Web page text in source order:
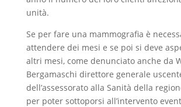
unità.
Se per fare una mammografia è
attendere dei mesi e se poi si deve
altri mesi, come denunciato anche da
Bergamaschi direttore generale
dell’assessorato alla Sanità della
per poter sottoporsi all’intervento